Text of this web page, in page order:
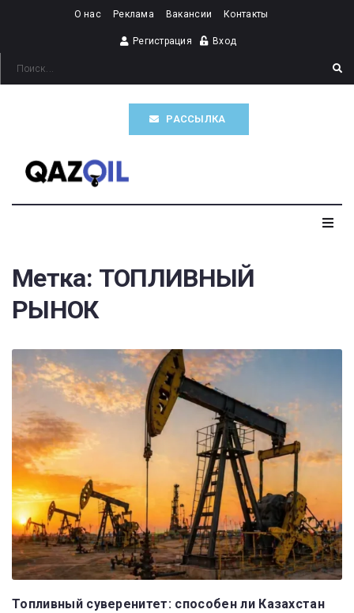
О нас Реклама Вакансии Контакты
Регистрация Вход
РАССЫЛКА
Казахстан
Эксперты
Спецпроекты
Котировки
Kazenergy
Метка: ТОПЛИВНЫЙ
РЫНОК
Топливный суверенитет: способен ли Казахстан